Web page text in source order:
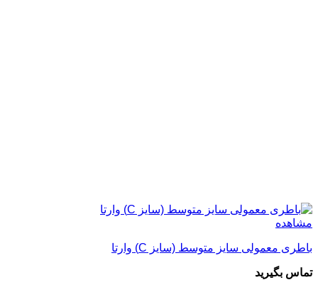
مشاهده
باطری معمولی سایز متوسط (سایز C) وارتا
تماس بگیرید